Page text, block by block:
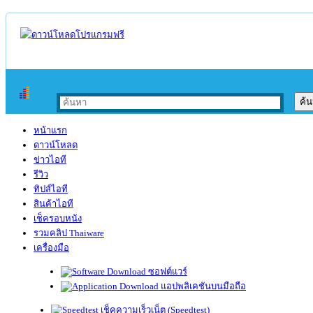
หน้าแรก
ดาวน์โหลด
ข่าวไอที
รีวิว
ทิปส์ไอที
สินค้าไอที
เช็ครอบหนัง
รวมคลิป Thaiware
เครื่องมือ
ซอฟต์แวร์
แอปพลิเคชันบนมือถือ
เช็คความเร็วเน็ต (Speedtest)